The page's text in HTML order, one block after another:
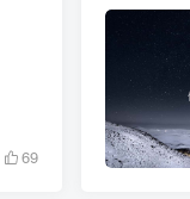
69